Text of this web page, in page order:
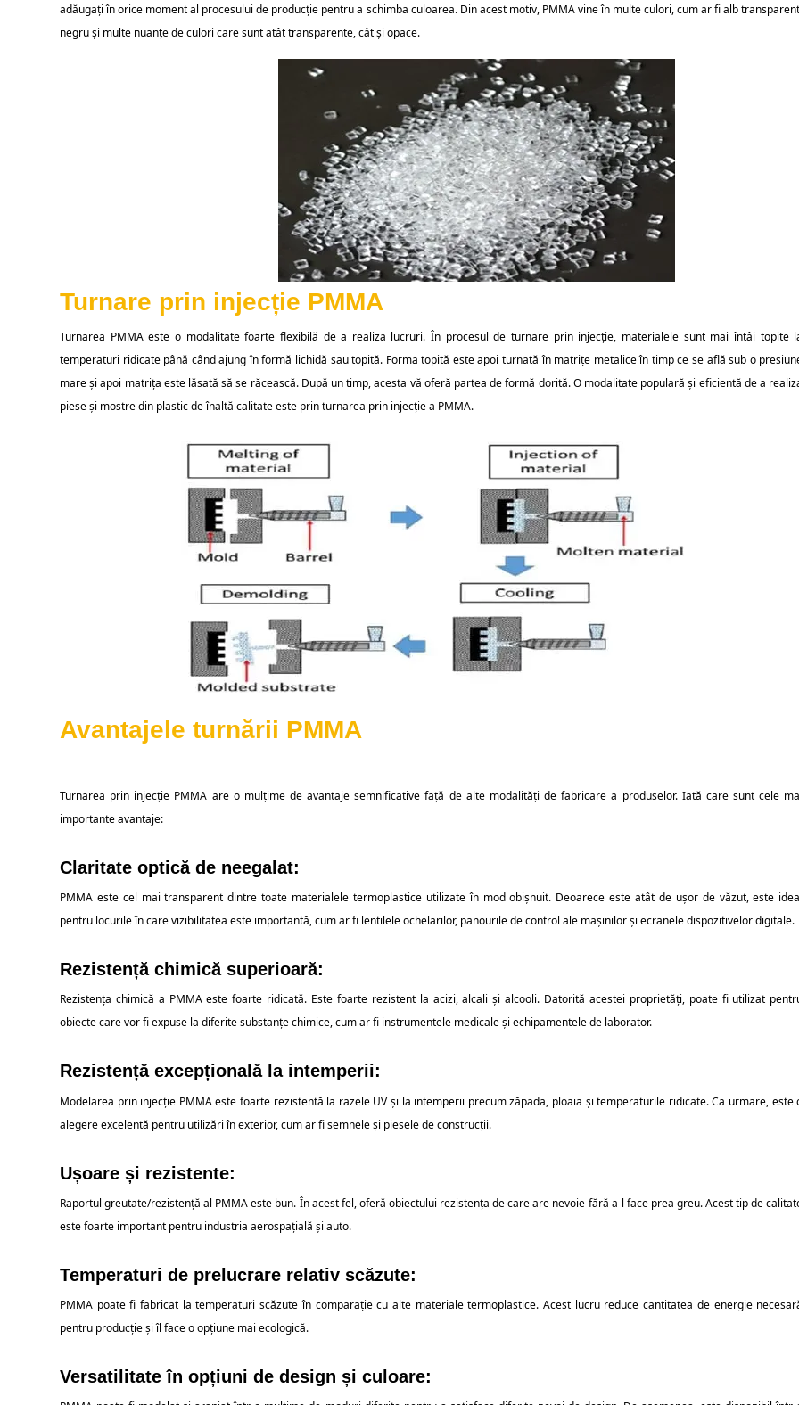
adăugați în orice moment al procesului de producție pentru a schimba culoarea. Din acest motiv, PMMA vine în multe culori, cum ar fi alb
negru și multe nuanțe de culori care sunt atât transparente, cât și opace.
Turnare prin injecție PMMA
Turnarea PMMA este o modalitate foarte flexibilă de a realiza lucruri. În procesul de turnare prin injecție, materialele sunt mai întâi topite
temperaturi ridicate până când ajung în formă lichidă sau topită. Forma topită este apoi turnată în matrițe metalice în timp ce se află sub o
mare și apoi matrița este lăsată să se răcească. După un timp, acesta vă oferă partea de formă dorită. O modalitate populară și eficientă de a
piese și mostre din plastic de înaltă calitate este prin turnarea prin injecție a PMMA.
Avantajele turnării PMMA
Turnarea prin injecție PMMA are o mulțime de avantaje semnificative față de alte modalități de fabricare a produselor. Iată care sunt cele
importante avantaje:
Claritate optică de neegalat:
PMMA este cel mai transparent dintre toate materialele termoplastice utilizate în mod obișnuit. Deoarece este atât de ușor de văzut, este
pentru locurile în care vizibilitatea este importantă, cum ar fi lentilele ochelarilor, panourile de control ale mașinilor și ecranele dispozitivelor digitale.
Rezistență chimică superioară:
Rezistența chimică a PMMA este foarte ridicată. Este foarte rezistent la acizi, alcali și alcooli. Datorită acestei proprietăți, poate fi utilizat
obiecte care vor fi expuse la diferite substanțe chimice, cum ar fi instrumentele medicale și echipamentele de laborator.
Rezistență excepțională la intemperii:
Modelarea prin injecție PMMA este foarte rezistentă la razele UV și la intemperii precum zăpada, ploaia și temperaturile ridicate. Ca urmare, este
alegere excelentă pentru utilizări în exterior, cum ar fi semnele și piesele de construcții.
Ușoare și rezistente:
Raportul greutate/rezistență al PMMA este bun. În acest fel, oferă obiectului rezistența de care are nevoie fără a-l face prea greu. Acest tip de
este foarte important pentru industria aerospațială și auto.
Temperaturi de prelucrare relativ scăzute:
PMMA poate fi fabricat la temperaturi scăzute în comparație cu alte materiale termoplastice. Acest lucru reduce cantitatea de energie
pentru producție și îl face o opțiune mai ecologică.
Versatilitate în opțiuni de design și culoare: